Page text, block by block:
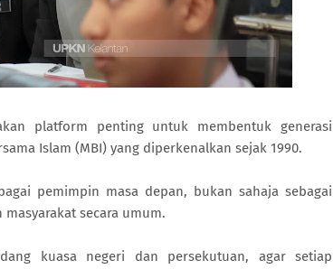
platform penting untuk membentuk generasi
Islam (MBI) yang diperkenalkan sejak 1990.
pemimpin masa depan, bukan sahaja sebagai
secara umum.
kuasa negeri dan persekutuan, agar setiap